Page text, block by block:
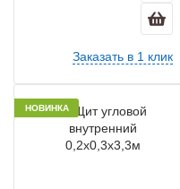
Заказать в 1 клик
НОВИНКА